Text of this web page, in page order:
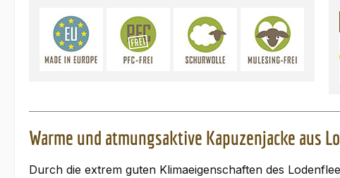
Warme und atmungsaktive Kapuzenjacke aus
Durch die extrem guten Klimaeigenschaften des